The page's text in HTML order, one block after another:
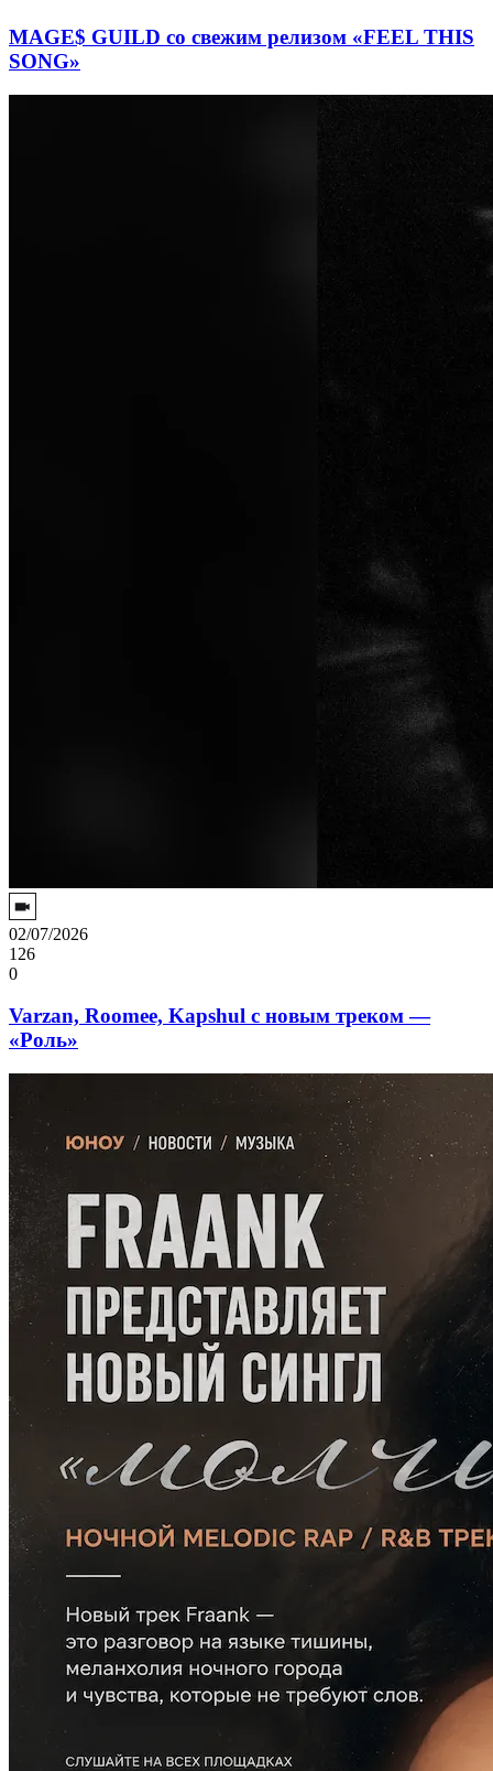
MAGE$ GUILD со свежим релизом «FEEL THIS
SONG»
02/07/2026
126
0
Varzan, Roomee, Kapshul с новым треком —
«Роль»